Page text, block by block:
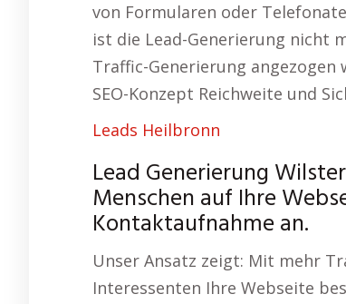
von Formularen oder
ist die Lead-Generierung nicht
Traffic-Generierung
SEO-Konzept Reichweite und
Leads Heilbronn
Lead Generierung
Menschen auf Ihre
Kontaktaufnahme an.
Unser Ansatz zeigt: Mit mehr
Interessenten Ihre Webseite